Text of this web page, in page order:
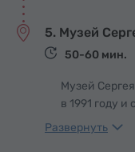
1915 года
фотографии
5. Музей
50-60 мин.
Музей
в 1991 году
необычных
Развернуть